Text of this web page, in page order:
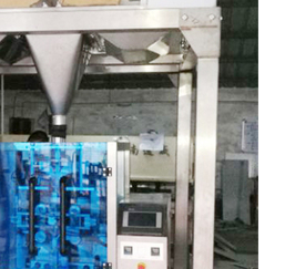
联系我们
阿里巴巴